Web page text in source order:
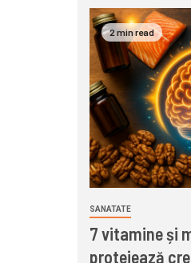
2 min read
SANATATE
7 vitamine și
protejează